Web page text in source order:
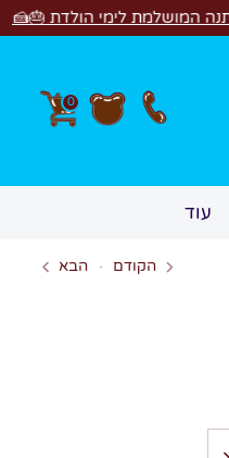
0
עוד
הקודם הבא